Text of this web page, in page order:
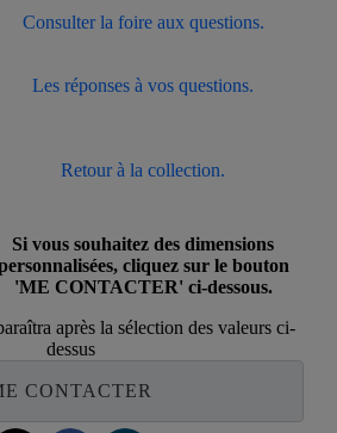
Consulter la foire aux questions.
Les réponses à vos questions.
Retour à la collection.
Si vous souhaitez des dimensions
cliquez sur le bouton
'ME CONTACTER' ci-dessous.
après la sélection des valeurs ci-
dessus
CONTACTER